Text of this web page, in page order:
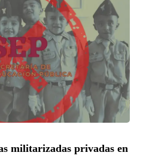
militarizadas privadas en